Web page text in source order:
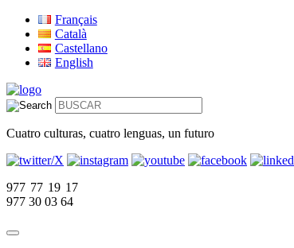
Français
Català
Castellano
English
Cuatro culturas, cuatro lenguas, un futuro
977 77 19 17
977 30 03 64